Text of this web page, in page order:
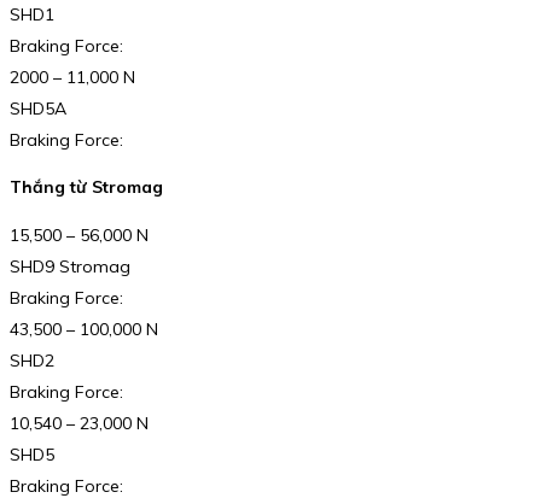
SHD1
Braking Force:
2000 – 11,000 N
SHD5A
Braking Force:
Thắng từ Stromag
15,500 – 56,000 N
SHD9 Stromag
Braking Force:
43,500 – 100,000 N
SHD2
Braking Force:
10,540 – 23,000 N
SHD5
Braking Force: